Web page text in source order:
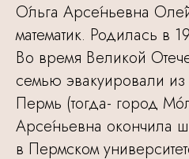
О́льга Арсе́ньевна
математик. Родилась в
Во время Великой
семью эвакуировали
Пермь (тогда- город
Арсе́ньевна окончила
в Пермском